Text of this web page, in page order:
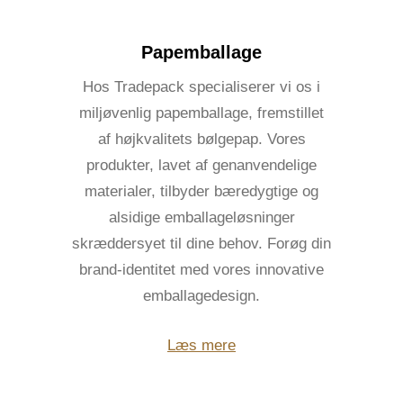
Papemballage
Hos Tradepack specialiserer vi os i
miljøvenlig papemballage, fremstillet
af højkvalitets bølgepap. Vores
produkter, lavet af genanvendelige
materialer, tilbyder bæredygtige og
alsidige emballageløsninger
skræddersyet til dine behov. Forøg din
brand-identitet med vores innovative
emballagedesign.
Læs mere